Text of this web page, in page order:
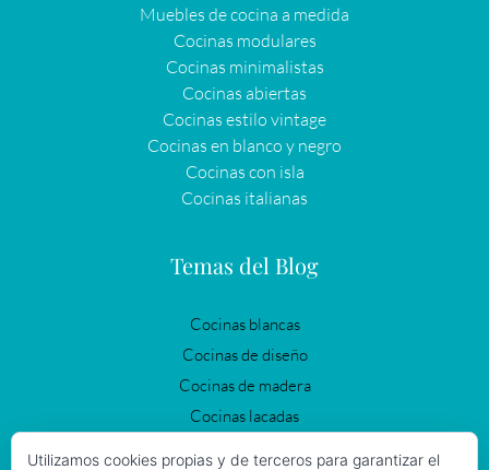
Muebles de cocina a medida
Cocinas modulares
Cocinas minimalistas
Cocinas abiertas
Cocinas estilo vintage
Cocinas en blanco y negro
Cocinas con isla
Cocinas italianas
Temas del Blog
Cocinas blancas
Cocinas de diseño
Cocinas de madera
Cocinas lacadas
Utilizamos cookies propias y de terceros para garantizar el